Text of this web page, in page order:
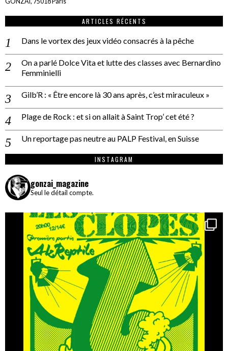
ARTICLES RÉCENTS
Dans le vortex des jeux vidéo consacrés à la pêche
On a parlé Dolce Vita et lutte des classes avec Bernardino
Femminielli
Gilb’R : « Être encore là 30 ans après, c’est miraculeux »
Plage de Rock : et si on allait à Saint Trop’ cet été ?
Un reportage pas neutre au PALP Festival, en Suisse
INSTAGRAM
gonzai_magazine
Seul le détail compte.